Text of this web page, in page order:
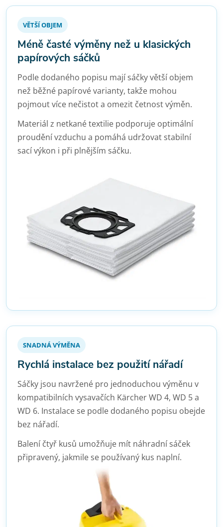
VĚTŠÍ OBJEM
Méně časté výměny než u klasických
papírových sáčků
Podle dodaného popisu mají sáčky větší objem
než běžné papírové varianty, takže mohou
pojmout více nečistot a omezit četnost výměn.
Materiál z netkané textilie podporuje optimální
proudění vzduchu a pomáhá udržovat stabilní
sací výkon i při plnějším sáčku.
SNADNÁ VÝMĚNA
Rychlá instalace bez použití nářadí
Sáčky jsou navržené pro jednoduchou výměnu v
kompatibilních vysavačích Kärcher WD 4, WD 5 a
WD 6. Instalace se podle dodaného popisu obejde
bez nářadí.
Balení čtyř kusů umožňuje mít náhradní sáček
připravený, jakmile se používaný kus naplní.